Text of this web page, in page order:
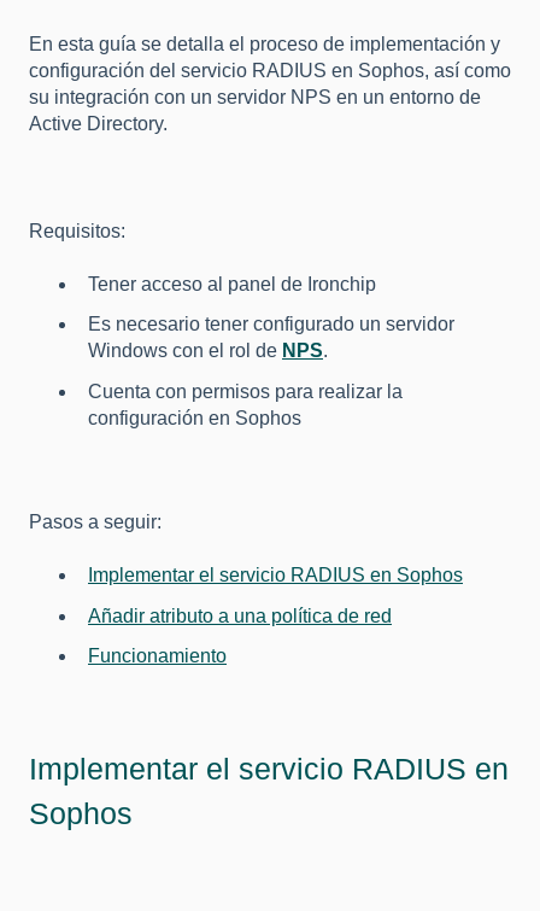
En esta guía se detalla el proceso de implementación y
configuración del servicio RADIUS en Sophos, así como
su integración con un servidor NPS en un entorno de
Active Directory.
Requisitos:
Tener acceso al panel de Ironchip
Es necesario tener configurado un servidor
Windows con el rol de NPS.
Cuenta con permisos para realizar la
configuración en Sophos
Pasos a seguir:
Implementar el servicio RADIUS en Sophos
Añadir atributo a una política de red
Funcionamiento
Implementar el servicio RADIUS en
Sophos